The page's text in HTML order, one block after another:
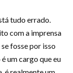
tudo errado.
com a imprensa
fosse por isso
um cargo que eu